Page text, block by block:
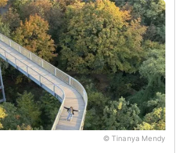
© Tinanya Mendy